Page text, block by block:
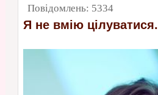
Повідомлень: 5334
Я не вмію цілуватися.